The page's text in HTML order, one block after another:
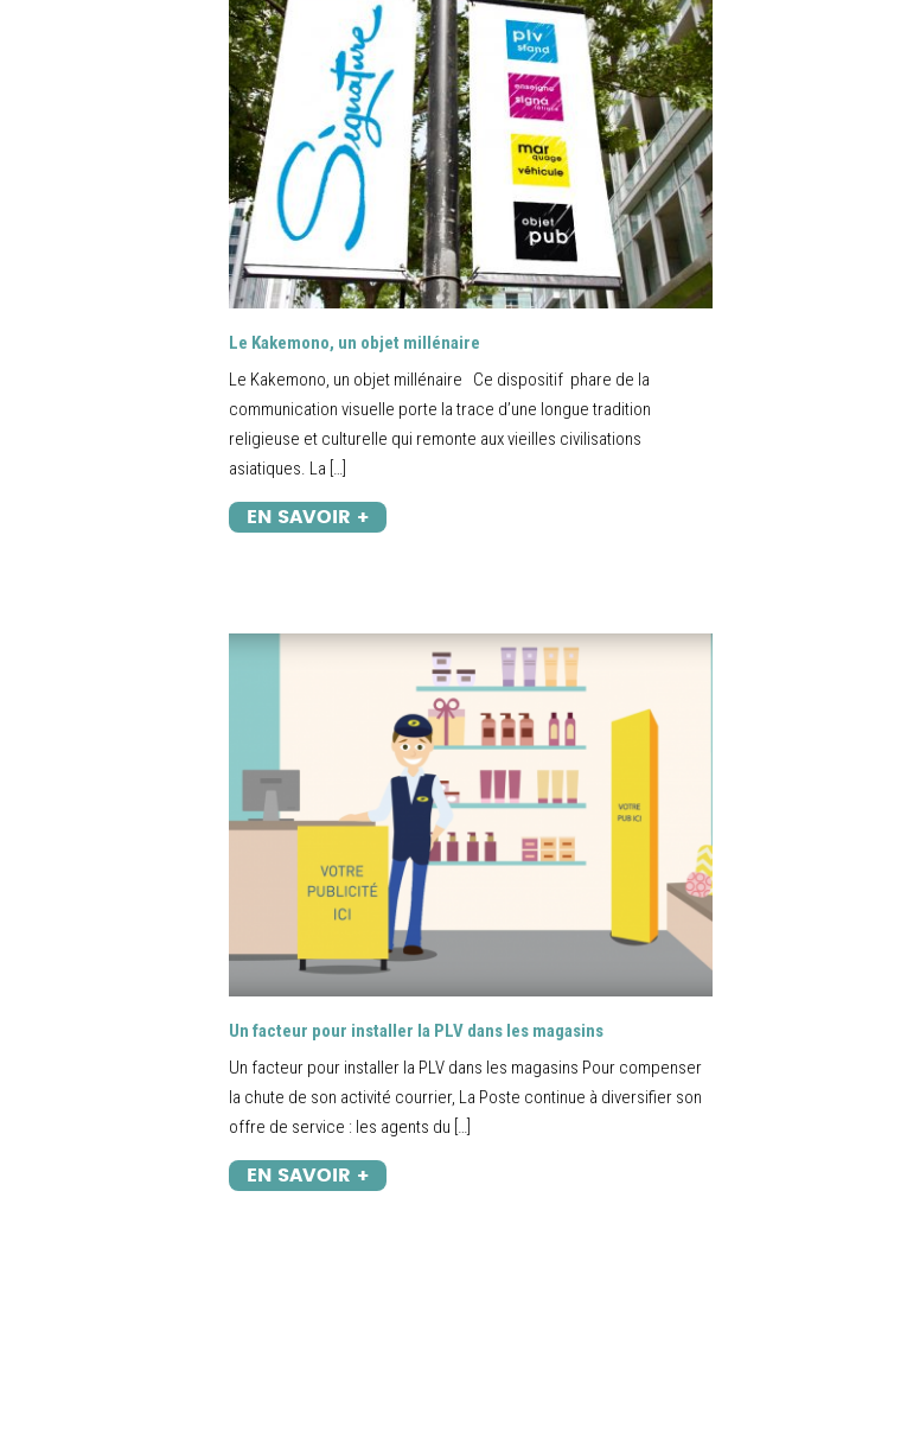
Le Kakemono, un objet millénaire
Le Kakemono, un objet millénaire Ce dispositif phare de la
communication visuelle porte la trace d’une longue tradition
religieuse et culturelle qui remonte aux vieilles civilisations
asiatiques. La […]
EN SAVOIR +
Un facteur pour installer la PLV dans les magasins
Un facteur pour installer la PLV dans les magasins Pour compenser
la chute de son activité courrier, La Poste continue à diversifier son
offre de service : les agents du […]
EN SAVOIR +